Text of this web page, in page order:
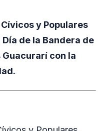
Cívicos y Populares
de la Bandera de
con la